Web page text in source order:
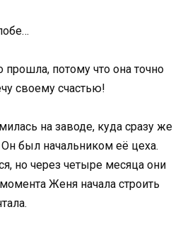
прошла, потому что она точно
своему счастью!
на заводе, куда сразу же
Он был начальником её цеха.
но через четыре месяца они
Женя начала строить